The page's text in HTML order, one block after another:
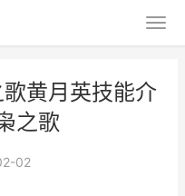
黄月英技能介
之歌
02